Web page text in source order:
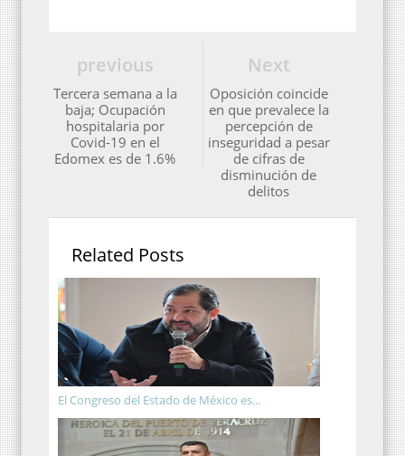
Next
Oposición coincide
en que prevalece la
percepción de
inseguridad a pesar
de cifras de
disminución de
delitos
previous
Tercera semana a la
baja; Ocupación
hospitalaria por
Covid-19 en el
Edomex es de 1.6%
Related Posts
El Congreso del Estado de México es...